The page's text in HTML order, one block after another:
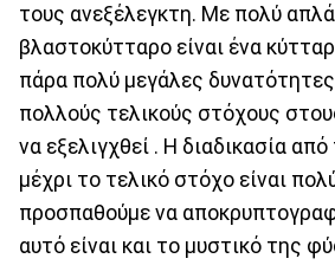
τους ανεξέλεγκτη. Με πολύ
βλαστοκύτταρο είναι ένα
πάρα πολύ μεγάλες δυνατότητες
πολλούς τελικούς στόχους
να εξελιγχθεί . Η διαδικασία
μέχρι το τελικό στόχο είναι
προσπαθούμε να
αυτό είναι και το μυστικό της